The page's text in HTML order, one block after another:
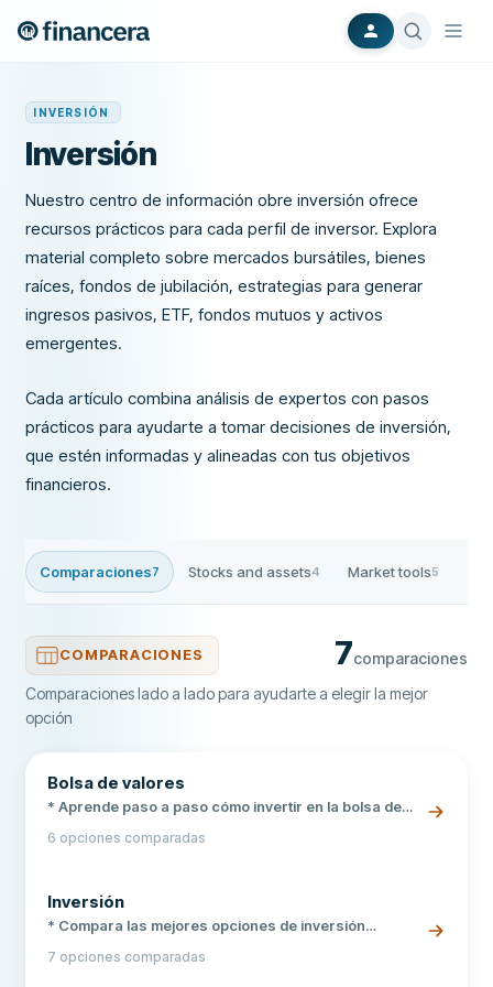
INVERSIÓN
Inversión
Nuestro centro de información obre inversión ofrece
recursos prácticos para cada perfil de inversor. Explora
material completo sobre mercados bursátiles, bienes
raíces, fondos de jubilación, estrategias para generar
ingresos pasivos, ETF, fondos mutuos y activos
emergentes.
Cada artículo combina análisis de expertos con pasos
prácticos para ayudarte a tomar decisiones de inversión,
que estén informadas y alineadas con tus objetivos
financieros.
Comparaciones7 Stocks and assets4 Market tools5
COMPARACIONES 7comparaciones
Comparaciones lado a lado para ayudarte a elegir la mejor
opción
Bolsa de valores
* Aprende paso a paso cómo invertir en la bolsa de
de inversión reguladas en México * Descubre cuánto
6 opciones comparadas
Inversión
* Compara las mejores opciones de inversión
objetivos. * Opciones supervisadas por la CNBV y
7 opciones comparadas